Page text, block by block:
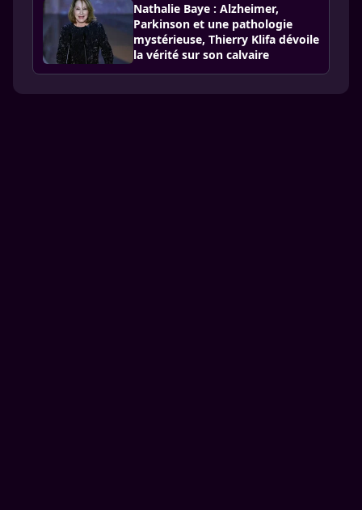
Nathalie Baye : Alzheimer,
Parkinson et une pathologie
mystérieuse, Thierry Klifa dévoile
la vérité sur son calvaire